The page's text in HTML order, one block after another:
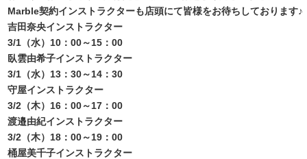
Marble契約インストラクターも店頭にて皆様をお待ちしております♪
吉田奈央インストラクター
3/1（水）10：00～15：00
臥雲由希子インストラクター
3/1（水）13：30～14：30
守屋インストラクター
3/2（木）16：00～17：00
渡邉由紀インストラクター
3/2（木）18：00～19：00
桶屋美千子インストラクター